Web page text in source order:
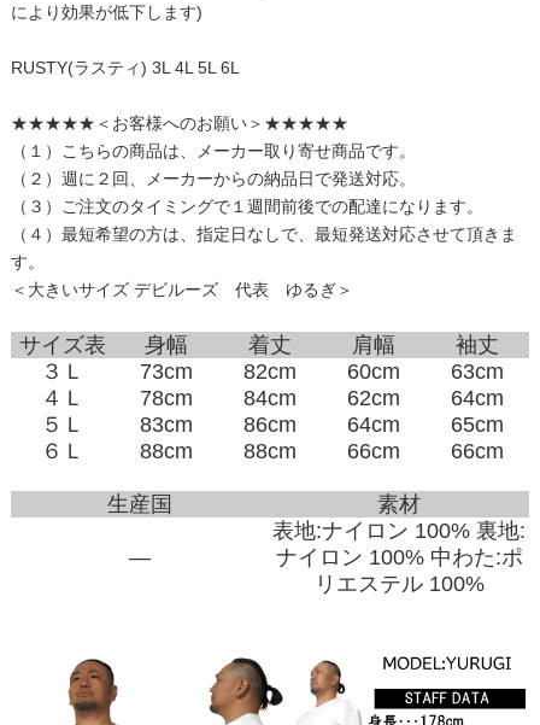
により効果が低下します)
RUSTY(ラスティ) 3L 4L 5L 6L
★★★★★＜お客様へのお願い＞★★★★★
（１）こちらの商品は、メーカー取り寄せ商品です。
（２）週に２回、メーカーからの納品日で発送対応。
（３）ご注文のタイミングで１週間前後での配達になります。
（４）最短希望の方は、指定日なしで、最短発送対応させて頂きま
す。
＜大きいサイズ デビルーズ 代表 ゆるぎ＞
サイズ表 身幅 着丈 肩幅
袖丈
３Ｌ
73cm 82cm 60cm
63cm
４Ｌ
78cm 84cm 62cm
64cm
５Ｌ
83cm 86cm 64cm
65cm
６Ｌ
88cm 88cm 66cm 66cm
生産国 素材
―
表地:ナイロン 100% 裏地:
ナイロン 100% 中わた:ポ
リエステル 100%